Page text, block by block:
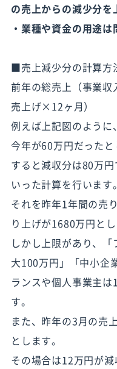
の売上からの減少分を
・業種や資金の用途は
■売上減少分の計算方
前年の総売上（事業
売上げ×12ヶ月）
例えば上記図のように
今年が60万円だったと
すると減収分は80万
いった計算を行います
それを昨年1年間の売
り上げが1680万円と
しかし上限があり、
大100万円」「中小企
ランスや個人事業主
す。
また、昨年の3月の売
とします。
その場合は12万円が減